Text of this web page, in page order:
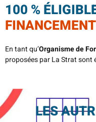
100 %
FINANCEMENT
En tant qu’Organisme de
proposées par La Strat sont
LES